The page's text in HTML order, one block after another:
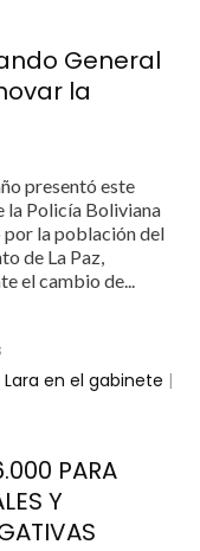
General
la
presentó este
la Policía Boliviana
la población del
de La Paz,
el cambio de...
en el gabinete |
PARA
Y